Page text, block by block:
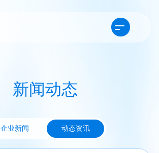
新闻动态
企业新闻 动态资讯